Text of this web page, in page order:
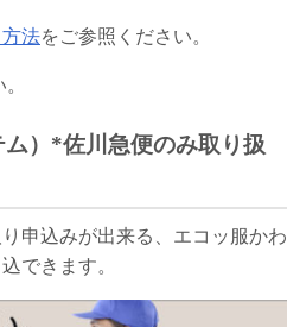
法をご参照ください。
）*佐川急便のみ取り扱
申込みが出来る、エコッ服かわ
できます。